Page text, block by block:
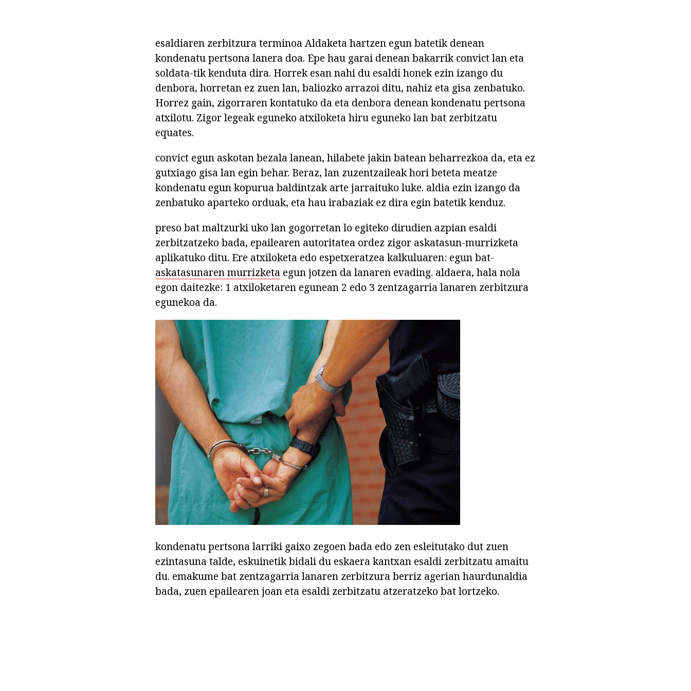
esaldiaren zerbitzura terminoa Aldaketa hartzen egun batetik denean
kondenatu pertsona lanera doa. Epe hau garai denean bakarrik convict lan eta
soldata-tik kenduta dira. Horrek esan nahi du esaldi honek ezin izango du
denbora, horretan ez zuen lan, baliozko arrazoi ditu, nahiz eta gisa zenbatuko.
Horrez gain, zigorraren kontatuko da eta denbora denean kondenatu pertsona
atxilotu. Zigor legeak eguneko atxiloketa hiru eguneko lan bat zerbitzatu
equates.
convict egun askotan bezala lanean, hilabete jakin batean beharrezkoa da, eta ez
gutxiago gisa lan egin behar. Beraz, lan zuzentzaileak hori beteta meatze
kondenatu egun kopurua baldintzak arte jarraituko luke. aldia ezin izango da
zenbatuko aparteko orduak, eta hau irabaziak ez dira egin batetik kenduz.
preso bat maltzurki uko lan gogorretan lo egiteko dirudien azpian esaldi
zerbitzatzeko bada, epailearen autoritatea ordez zigor askatasun-murrizketa
aplikatuko ditu. Ere atxiloketa edo espetxeratzea kalkuluaren: egun bat-
askatasunaren murrizketa egun jotzen da lanaren evading. aldaera, hala nola
egon daitezke: 1 atxiloketaren egunean 2 edo 3 zentzagarria lanaren zerbitzura
egunekoa da.
kondenatu pertsona larriki gaixo zegoen bada edo zen esleitutako dut zuen
ezintasuna talde, eskuinetik bidali du eskaera kantxan esaldi zerbitzatu amaitu
du. emakume bat zentzagarria lanaren zerbitzura berriz agerian haurdunaldia
bada, zuen epailearen joan eta esaldi zerbitzatu atzeratzeko bat lortzeko.